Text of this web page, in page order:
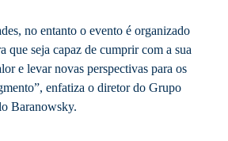
no entanto o evento é organizado
que seja capaz de cumprir com a sua
e levar novas perspectivas para os
enfatiza o diretor do Grupo
Baranowsky.